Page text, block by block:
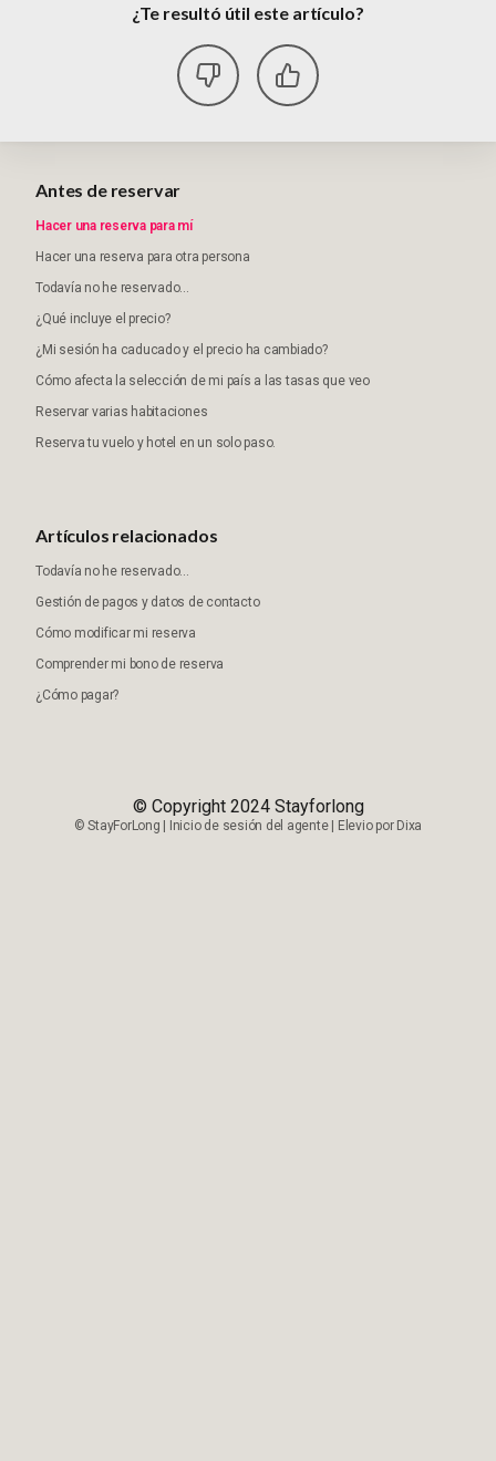
¿Te resultó útil este artículo?
Antes de reservar
Hacer una reserva para mí
Hacer una reserva para otra persona
Todavía no he reservado...
¿Qué incluye el precio?
¿Mi sesión ha caducado y el precio ha cambiado?
Cómo afecta la selección de mi país a las tasas que veo
Reservar varias habitaciones
Reserva tu vuelo y hotel en un solo paso.
Artículos relacionados
Todavía no he reservado...
Gestión de pagos y datos de contacto
Cómo modificar mi reserva
Comprender mi bono de reserva
¿Cómo pagar?
© Copyright 2024 Stayforlong
©StayForLong | Inicio de sesión del agente| Elevio por Dixa